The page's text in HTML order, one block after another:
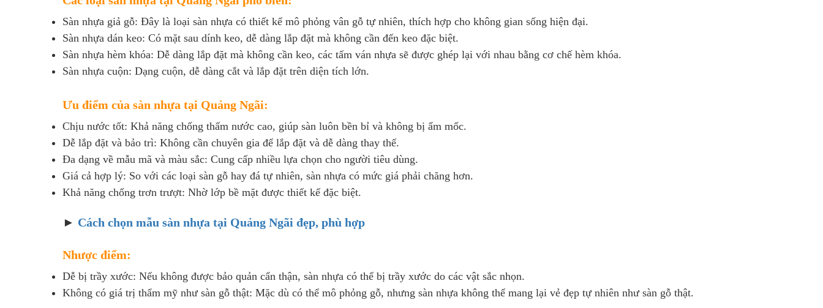
Sàn nhựa giả gỗ: Đây là loại sàn nhựa có thiết kế mô phỏng vân gỗ tự nhiên, thích hợp cho không gian sống hiện đại.
Sàn nhựa dán keo: Có mặt sau dính keo, dễ dàng lắp đặt mà không cần đến keo đặc biệt.
Sàn nhựa hèm khóa: Dễ dàng lắp đặt mà không cần keo, các tấm ván nhựa sẽ được ghép lại với nhau bằng cơ chế hèm khóa.
Sàn nhựa cuộn: Dạng cuộn, dễ dàng cắt và lắp đặt trên diện tích lớn.
Ưu điểm của sàn nhựa tại Quảng Ngãi:
Chịu nước tốt: Khả năng chống thấm nước cao, giúp sàn luôn bền bỉ và không bị ẩm mốc.
Dễ lắp đặt và bảo trì: Không cần chuyên gia để lắp đặt và dễ dàng thay thế.
Đa dạng về mẫu mã và màu sắc: Cung cấp nhiều lựa chọn cho người tiêu dùng.
Giá cả hợp lý: So với các loại sàn gỗ hay đá tự nhiên, sàn nhựa có mức giá phải chăng hơn.
Khả năng chống trơn trượt: Nhờ lớp bề mặt được thiết kế đặc biệt.
► Cách chọn mẫu sàn nhựa tại Quảng Ngãi đẹp, phù hợp
Nhược điểm:
Dễ bị trầy xước: Nếu không được bảo quản cẩn thận, sàn nhựa có thể bị trầy xước do các vật sắc nhọn.
Không có giá trị thẩm mỹ như sàn gỗ thật: Mặc dù có thể mô phỏng gỗ, nhưng sàn nhựa không thể mang lại vẻ đẹp tự nhiên như sàn gỗ thật.